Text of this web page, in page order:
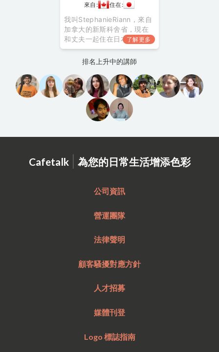
來自: 住在:
我叫StephanieRiann，來自
加拿大的新斯科舍省，現在
和丈夫一起住在日本。
我曾在日本的知名英語學校
教授英語3年，也受過專驗的
前也在住家附近的交流中心
教英語。在加拿大時我也以
志工身分在多倫多協助日本
人學生準備英語考試及多
益。 我擁有加拿大渥太
了解更多
排名上升中的講師
Cafetalk | 為您的日常生活增添色彩
公司資訊
營運團隊
法律聲明
顧客騷擾對應方針
人才招募
媒體刊登
Logo 標誌指南